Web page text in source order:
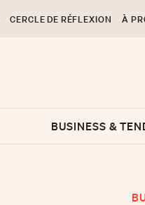
CERCLE DE RÉFLEXION À
BUSINESS &